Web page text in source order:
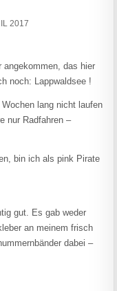
DATE:
2017
angekommen, das hier
noch: Lappwaldsee !
lang nicht laufen
nur Radfahren –
bin ich als pink Pirate
gut. Es gab weder
an meinem frisch
dabei –